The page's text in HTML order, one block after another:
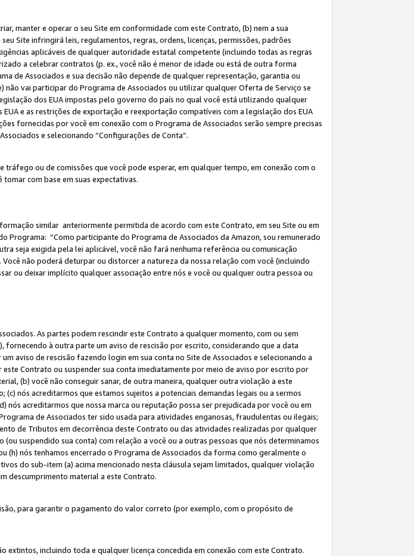
manter e operar o seu Site em conformidade com este Contrato, (b) nem a sua
Site infringirá leis, regulamentos, regras, ordens, licenças, permissões, padrões
aplicáveis de qualquer autoridade estatal competente (incluindo todas as regras
a celebrar contratos (p. ex., você não é menor de idade ou está de outra forma
de Associados e sua decisão não depende de qualquer representação, garantia ou
vai participar do Programa de Associados ou utilizar qualquer Oferta de Serviço se
dos EUA impostas pelo governo do país no qual você está utilizando qualquer
e as restrições de exportação e reexportação compatíveis com a legislação dos EUA
fornecidas por você em conexão com o Programa de Associados serão sempre precisas
e selecionando “Configurações de Conta”.
ou de comissões que você pode esperar, em qualquer tempo, em conexão com o
com base em suas expectativas.
similar anteriormente permitida de acordo com este Contrato, em seu Site ou em
“Como participante do Programa de Associados da Amazon, sou remunerado
seja exigida pela lei aplicável, você não fará nenhuma referência ou comunicação
não poderá deturpar ou distorcer a natureza da nossa relação com você (incluindo
ou deixar implícito qualquer associação entre nós e você ou qualquer outra pessoa ou
As partes podem rescindir este Contrato a qualquer momento, com ou sem
à outra parte um aviso de rescisão por escrito, considerando que a data
aviso de rescisão fazendo login em sua conta no Site de Associados e selecionando a
Contrato ou suspender sua conta imediatamente por meio de aviso por escrito por
(b) você não conseguir sanar, de outra maneira, qualquer outra violação a este
nós acreditarmos que estamos sujeitos a potenciais demandas legais ou a sermos
acreditarmos que nossa marca ou reputação possa ser prejudicada por você ou em
de Associados ter sido usada para atividades enganosas, fraudulentas ou ilegais;
de Tributos em decorrência deste Contrato ou das atividades realizadas por qualquer
suspendido sua conta) com relação a você ou a outras pessoas que nós determinamos
(h) nós tenhamos encerrado o Programa de Associados da forma como geralmente o
do sub-item (a) acima mencionado nesta cláusula sejam limitados, qualquer violação
descumprimento material a este Contrato.
para garantir o pagamento do valor correto (por exemplo, com o propósito de
incluindo toda e qualquer licença concedida em conexão com este Contrato.